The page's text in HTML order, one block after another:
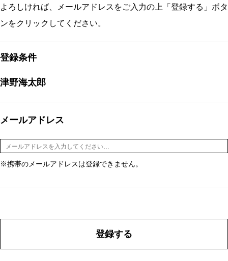
よろしければ、メールアドレスをご入力の上「登録する」ボタ
ンをクリックしてください。
登録条件
津野海太郎
メールアドレス
※携帯のメールアドレスは登録できません。
登録する